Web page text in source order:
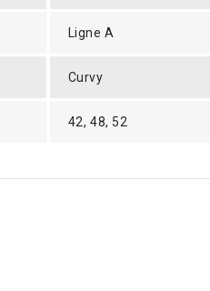
Ligne A
Curvy
42, 48, 52